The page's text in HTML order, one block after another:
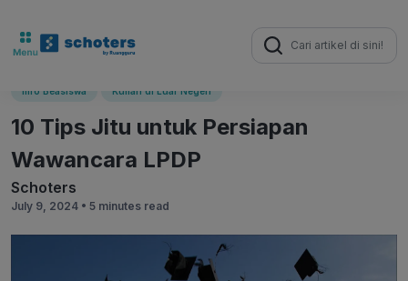
Search
for:
Info Beasiswa Kuliah di Luar Negeri
10 Tips Jitu untuk Persiapan
Wawancara LPDP
Schoters
July 9, 2024 • 5 minutes read